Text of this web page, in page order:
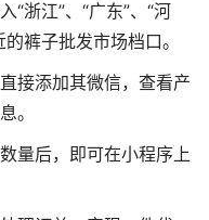
“浙江”、“广东”、“河
裤子批发市场档口。
接添加其微信，查看产
。
量后，即可在小程序上